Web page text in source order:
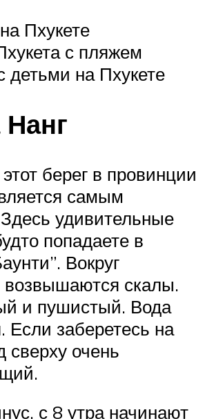
Пхукете
с пляжем
детьми на Пхукете
берег в провинции
самым
удивительные
попадаете в
Вокруг
возвышаются скалы.
и пушистый. Вода
Если заберетесь на
сверху очень
с 8 утра начинают